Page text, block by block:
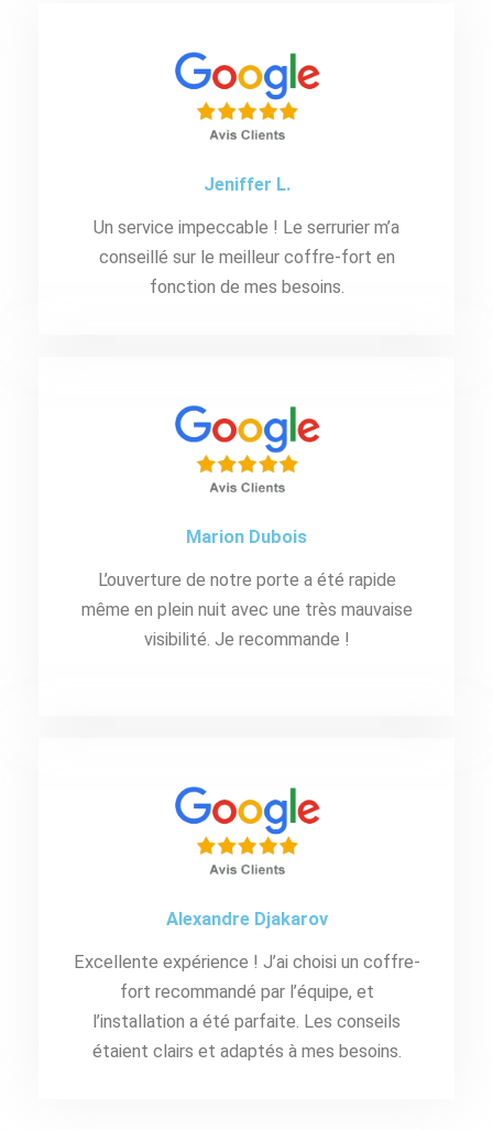
Jeniffer L.
Un service impeccable ! Le serrurier m’a
conseillé sur le meilleur coffre-fort en
fonction de mes besoins.
Marion Dubois
L’ouverture de notre porte a été rapide
même en plein nuit avec une très mauvaise
visibilité. Je recommande !
Alexandre Djakarov
Excellente expérience ! J’ai choisi un coffre-
fort recommandé par l’équipe, et
l’installation a été parfaite. Les conseils
étaient clairs et adaptés à mes besoins.